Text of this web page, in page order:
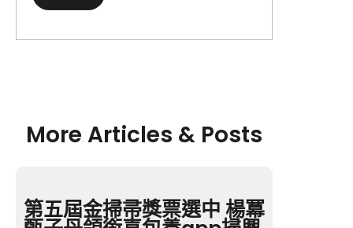
More Articles & Posts
第五屆金掃帚獎票選中 楊冪